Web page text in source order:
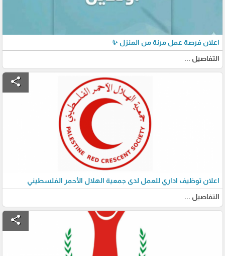
اعلان فرصة عمل مرنة من المنزل ✨
التفاصيل ...
share
اعلان توظيف اداري للعمل لدى جمعية الهلال الأحمر الفلسطيني
التفاصيل ...
share